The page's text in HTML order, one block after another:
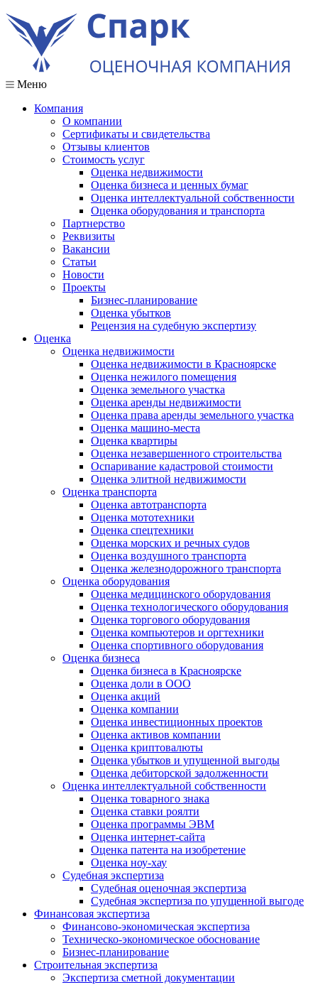
Меню
Компания
О компании
Сертификаты и свидетельства
Отзывы клиентов
Стоимость услуг
Оценка недвижимости
Оценка бизнеса и ценных бумаг
Оценка интеллектуальной собственности
Оценка оборудования и транспорта
Партнерство
Реквизиты
Вакансии
Статьи
Новости
Проекты
Бизнес-планирование
Оценка убытков
Рецензия на судебную экспертизу
Оценка
Оценка недвижимости
Оценка недвижимости в Красноярске
Оценка нежилого помещения
Оценка земельного участка
Оценка аренды недвижимости
Оценка права аренды земельного участка
Оценка машино-места
Оценка квартиры
Оценка незавершенного строительства
Оспаривание кадастровой стоимости
Оценка элитной недвижимости
Оценка транспорта
Оценка автотранспорта
Оценка мототехники
Оценка спецтехники
Оценка морских и речных судов
Оценка воздушного транспорта
Оценка железнодорожного транспорта
Оценка оборудования
Оценка медицинского оборудования
Оценка технологического оборудования
Оценка торгового оборудования
Оценка компьютеров и оргтехники
Оценка спортивного оборудования
Оценка бизнеса
Оценка бизнеса в Красноярске
Оценка доли в ООО
Оценка акций
Оценка компании
Оценка инвестиционных проектов
Оценка активов компании
Оценка криптовалюты
Оценка убытков и упущенной выгоды
Оценка дебиторской задолженности
Оценка интеллектуальной собственности
Оценка товарного знака
Оценка ставки роялти
Оценка программы ЭВМ
Оценка интернет-сайта
Оценка патента на изобретение
Оценка ноу-хау
Судебная экспертиза
Судебная оценочная экспертиза
Судебная экспертиза по упущенной выгоде
Финансовая экспертиза
Финансово-экономическая экспертиза
Техническо-экономическое обоснование
Бизнес-планирование
Строительная экспертиза
Экспертиза сметной документации